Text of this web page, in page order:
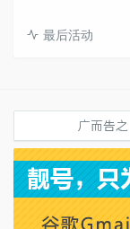
最后活动
广而告之